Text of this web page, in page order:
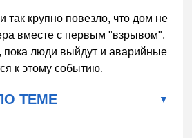
так крупно повезло, что дом не
вместе с первым "взрывом",
пока люди выйдут и аварийные
к этому событию.
ТЕМЕ